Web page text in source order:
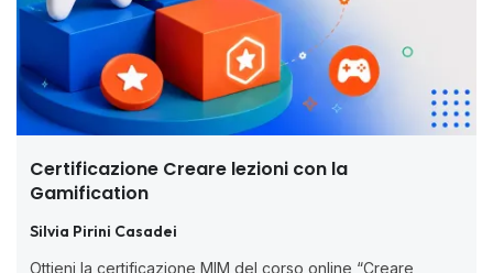
Certificazione Creare lezioni con la
Gamification
Silvia Pirini Casadei
Ottieni la certificazione MIM del corso online “Creare